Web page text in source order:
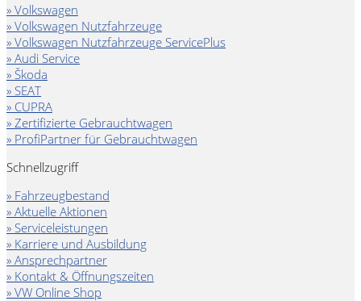
» Volkswagen
» Volkswagen Nutzfahrzeuge
» Volkswagen Nutzfahrzeuge ServicePlus
» Audi Service
» Škoda
» SEAT
» CUPRA
» Zertifizierte Gebrauchtwagen
» ProfiPartner für Gebrauchtwagen
Schnellzugriff
» Fahrzeugbestand
» Aktuelle Aktionen
» Serviceleistungen
» Karriere und Ausbildung
» Ansprechpartner
» Kontakt & Öffnungszeiten
» VW Online Shop